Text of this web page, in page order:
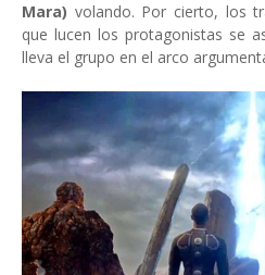
Mara) volando. Por cierto, los
que lucen los protagonistas se
lleva el grupo en el arco